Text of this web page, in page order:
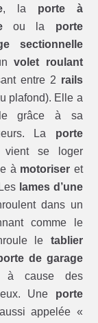
, la porte à
ou la porte
sectionnelle
volet roulant
entre 2 rails
plafond). Elle a
grâce à sa
La porte
se loger
à motoriser et
lames d’une
dans un
comme le
le tablier
de garage
à cause des
Une porte
appelée «